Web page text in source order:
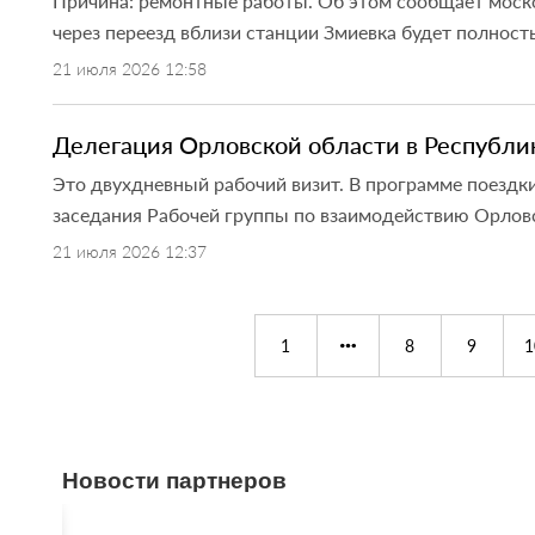
через переезд вблизи станции Змиевка будет
21 июля 2026 12:58
Делегация Орловской области в
Это двухдневный рабочий визит. В программе
заседания Рабочей группы по взаимодействию
21 июля 2026 12:37
1 8 9
Новости партнеров